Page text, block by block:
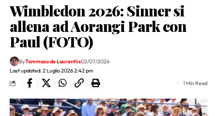
Wimbledon 2026: Sinner si
allena ad Aorangi Park con
Paul (FOTO)
Last updated: 2 Luglio 2026 2:42 pm
ByTommaso de Laurentiis02/07/2026
1 Min Read